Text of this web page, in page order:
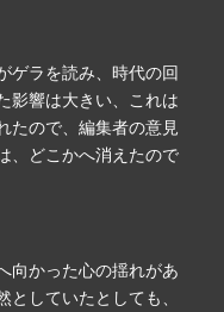
ゲラを読み、時代の回
影響は大きい、これは
たので、編集者の意見
、どこかへ消えたので
向かった心の揺れがあ
していたとしても、